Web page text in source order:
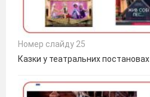
Номер слайду 25
Казки у театральних постановах